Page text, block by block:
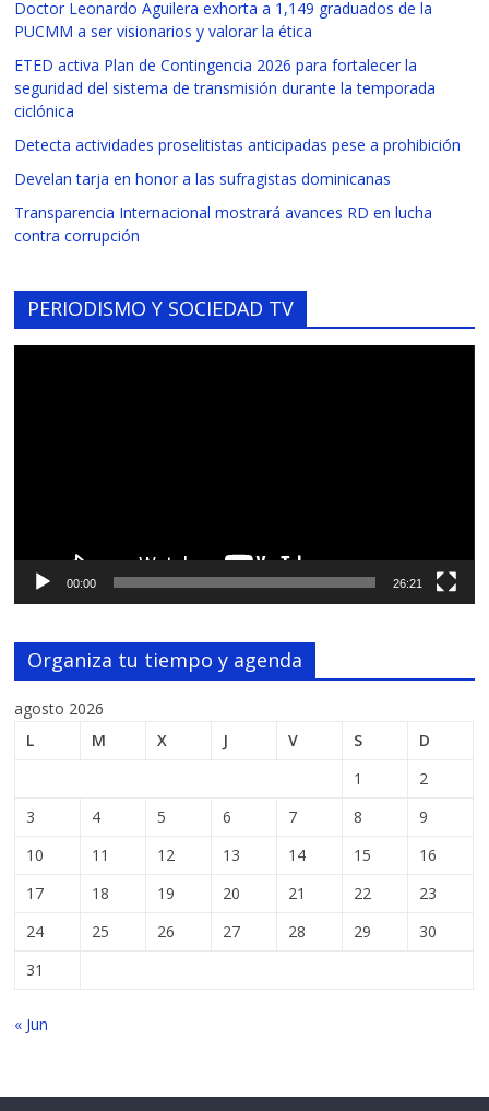
Doctor Leonardo Aguilera exhorta a 1,149 graduados de la
PUCMM a ser visionarios y valorar la ética
ETED activa Plan de Contingencia 2026 para fortalecer la
seguridad del sistema de transmisión durante la temporada
ciclónica
Detecta actividades proselitistas anticipadas pese a prohibición
Develan tarja en honor a las sufragistas dominicanas
Transparencia Internacional mostrará avances RD en lucha
contra corrupción
PERIODISMO Y SOCIEDAD TV
00:00 26:21
Organiza tu tiempo y agenda
agosto 2026
L
M X J V S
D
1
2
3
4 5 6 7 8
9
10
11 12 13 14 15
16
17
18 19 20 21 22
23
24
25 26 27 28 29
30
31
« Jun